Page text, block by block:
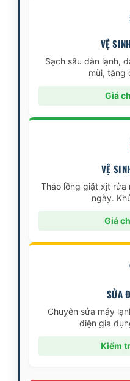
VỆ
Sạch sâu dàn lạnh,
mùi, tăng
Giá
VỆ
Tháo lồng giặt xịt rửa
ngày.
Giá
SỬA
Chuyên sửa máy
điện gia
Kiểm